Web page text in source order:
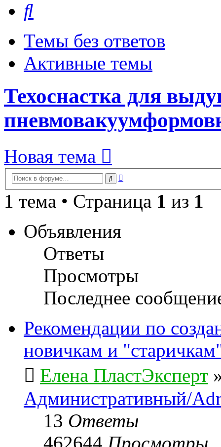
Темы без ответов
Активные темы
Техоснастка для
Новая тема
Поиск
1 тема • Страница 1 из 1
Объявления
Ответы
Просмотры
Последнее
Рекомендации по
новичкам и
Елена ПластЭксперт
Административный/
13 Ответы
462644 Просмотры